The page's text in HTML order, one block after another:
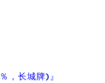
，长城牌)』